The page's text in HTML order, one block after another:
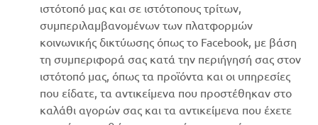
SUPPORT
ΕΝΗΜΕΡΩΤΙΚΟ ΔΕΛΤΙΟ
Γίνετε ο πρώτος που θα μάθετε για τις τελευταίες προσφορές, τις
ειδικές εκδηλώσεις, τις νέες κυκλοφορίες και πολλά άλλα
ιστότοπό μας και σε ιστότοπους τρίτων,
συμπεριλαμβανομένων των πλατφορμών
κοινωνικής δικτύωσης όπως το Facebook, με βάση
τη συμπεριφορά σας κατά την περιήγησή σας στον
ιστότοπό μας, όπως τα προϊόντα και οι υπηρεσίες
που είδατε, τα αντικείμενα που προστέθηκαν στο
καλάθι αγορών σας και τα αντικείμενα που έχετε